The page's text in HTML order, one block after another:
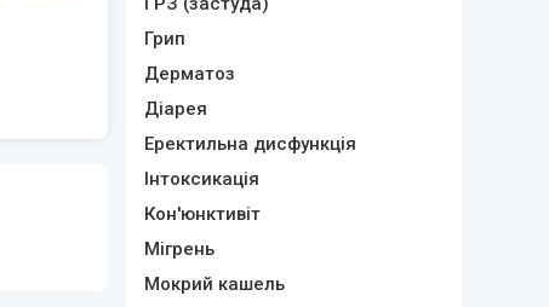
Грип
Дерматоз
Діарея
Еректильна дисфункція
Інтоксикація
Кон'юнктивіт
Мігрень
Мокрий кашель